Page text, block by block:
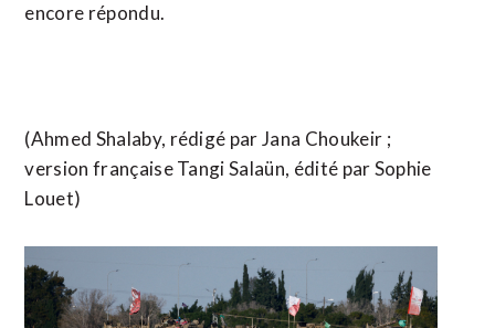
encore répondu.
(Ahmed Shalaby, rédigé par Jana Choukeir ;
version française Tangi Salaün, édité par Sophie
Louet)